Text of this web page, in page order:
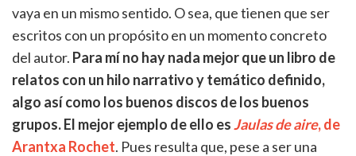
vaya en un mismo sentido. O sea, que tienen que ser
escritos con un propósito en un momento concreto
del autor. Para mí no hay nada mejor que un libro de
relatos con un hilo narrativo y temático definido,
algo así como los buenos discos de los buenos
grupos. El mejor ejemplo de ello esJaulas de aire, de
Arantxa Rochet. Pues resulta que, pese a ser una